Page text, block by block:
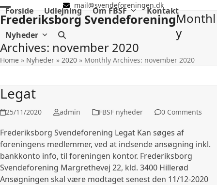
Skip
to
mail@svendeforeningen.dk
Frederiksborg Svendeforening
Forside Udlejning Om FBSF Kontakt
Nyheder
Open
mobile
menu
Close
mobile
menu
Monthl
y
Archives: november 2020
Home » Nyheder » 2020 » Monthly Archives: november 2020
Legat
25/11/2020 admin FBSF nyheder 0 Comments
Frederiksborg Svendeforening Legat Kan søges af
foreningens medlemmer, ved at indsende ansøgning inkl.
bankkonto info, til foreningen kontor. Frederiksborg
Svendeforening Margrethevej 22, kld. 3400 Hillerød
Ansøgningen skal være modtaget senest den 11/12-2020